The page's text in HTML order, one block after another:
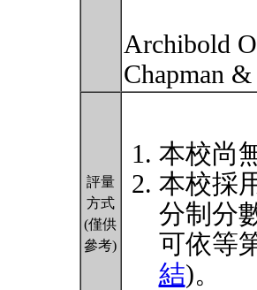
Archibold
Chapman
評量
方式
(僅供
參考)
本校尚
本校採
分制分
可依等
結)。